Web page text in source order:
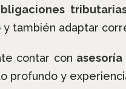
y también adaptar
contar con
profundo y